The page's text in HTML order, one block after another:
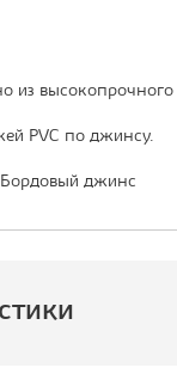
из высокопрочного
PVC по джинсу.
джинс